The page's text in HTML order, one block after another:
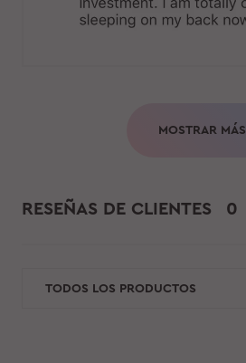
MOSTRAR MÁS
RESEÑAS DE CLIENTES 0
TODOS LOS PRODUCTOS